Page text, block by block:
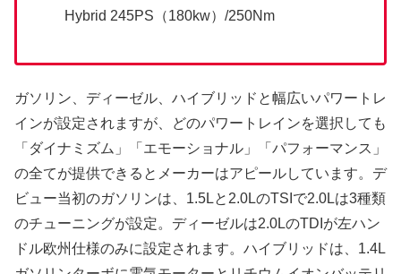
Hybrid 245PS（180kw）/250Nm
ガソリン、ディーゼル、ハイブリッドと幅広いパワートレ
インが設定されますが、どのパワートレインを選択しても
「ダイナミズム」「エモーショナル」「パフォーマンス」
の全てが提供できるとメーカーはアピールしています。デ
ビュー当初のガソリンは、1.5Lと2.0LのTSIで2.0Lは3種類
のチューニングが設定。ディーゼルは2.0LのTDIが左ハン
ドル欧州仕様のみに設定されます。ハイブリッドは、1.4L